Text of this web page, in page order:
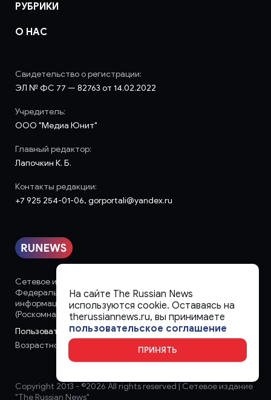
РУБРИКИ
О НАС
Сетевое издание «runews» (18+) зарегистрировано в
Федеральной службе по надзору в сфере связи,
информационных технологий и массовых коммуникаций
(Роскомнадзор)
Пользовательское соглашение
Возрастное ограничение:
Свидетельство о регистрации:
ЭЛ № ФС 77 — 82763 от 14.02.2022
Учредитель:
ООО "Медиа Юнит"
Главный редактор:
Лапочкин К. Б.
Контакты редакции:
+7 925 254-01-06, gorportali@yandex.ru
Copyright 2013 - ©2026 All rights reserved | Сетевое издание
"The Russian News"
На сайте The Russian News
используются cookie. Оставаясь на
therussiannews.ru, вы принимаете
пользовательское соглашение
ПРИНЯТЬ